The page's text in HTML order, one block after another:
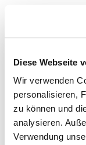
Diese Webseite
Wir verwenden
personalisieren,
zu können und
analysieren.
Verwendung